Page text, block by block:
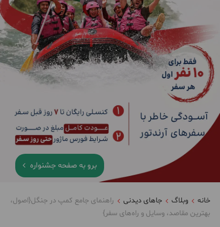
برو به صفحه جشنواره
خانه وبلاگ جاهای دیدنی
راهنمای جامع کمپ در جنگل{اصول،
بهترین مقاصد، وسایل و راه‌های سفر}